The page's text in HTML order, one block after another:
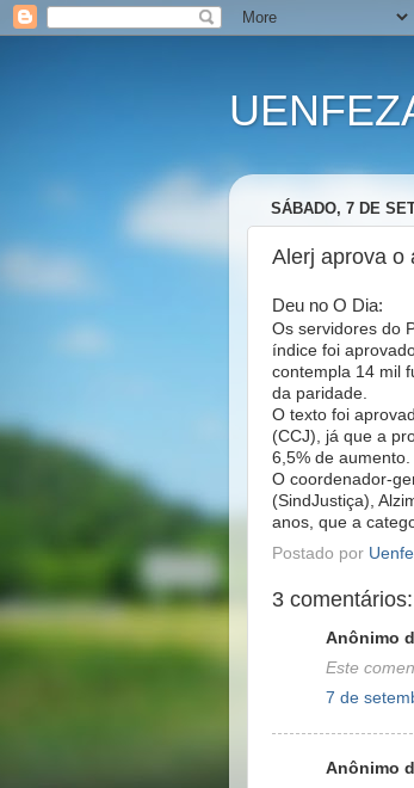
SÁBADO, 7 DE
Alerj aprova o
Deu no O Dia:
Os servidores do
índice foi
contempla 14 mil
da paridade.
O texto foi
(CCJ), já que a
6,5% de aumento.
O coordenador-
(SindJustiça),
anos, que a
Postado por
3 comentários:
Anônimo
Este
7 de
Anônimo